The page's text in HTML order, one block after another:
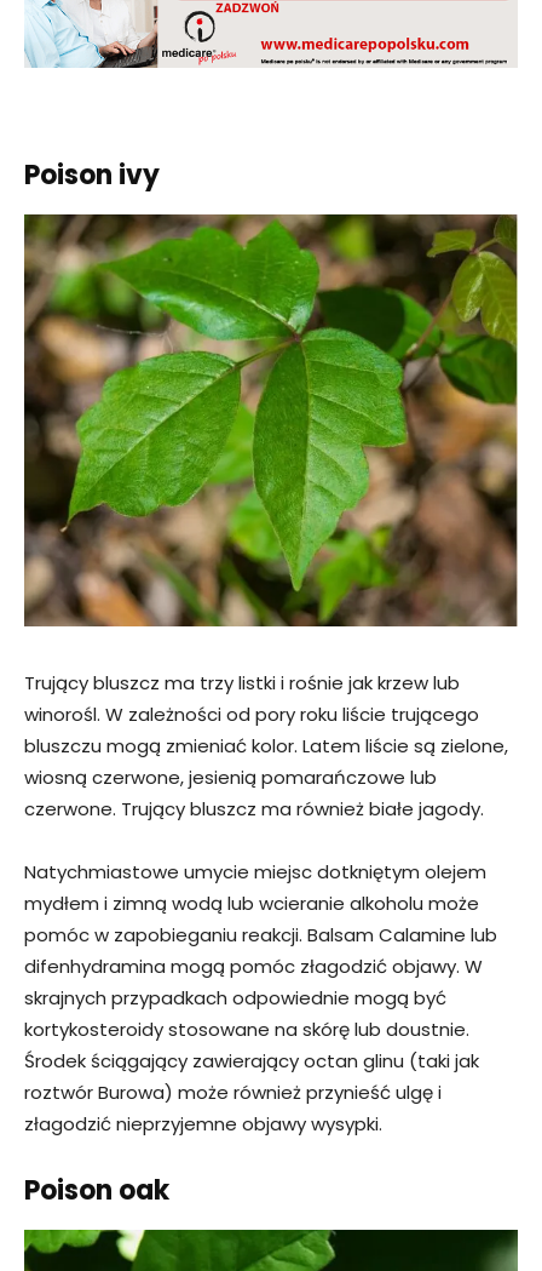
Poison ivy
Trujący bluszcz ma trzy listki i rośnie jak krzew lub
winorośl. W zależności od pory roku liście trującego
bluszczu mogą zmieniać kolor. Latem liście są zielone,
wiosną czerwone, jesienią pomarańczowe lub
czerwone. Trujący bluszcz ma również białe jagody.
Natychmiastowe umycie miejsc dotkniętym olejem
mydłem i zimną wodą lub wcieranie alkoholu może
pomóc w zapobieganiu reakcji. Balsam Calamine lub
difenhydramina mogą pomóc złagodzić objawy. W
skrajnych przypadkach odpowiednie mogą być
kortykosteroidy stosowane na skórę lub doustnie.
Środek ściągający zawierający octan glinu (taki jak
roztwór Burowa) może również przynieść ulgę i
złagodzić nieprzyjemne objawy wysypki.
Poison oak